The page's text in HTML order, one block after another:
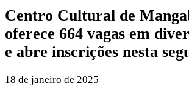
Centro Cultural de
oferece 664 vagas em
e abre inscrições nesta
18 de janeiro de 2025